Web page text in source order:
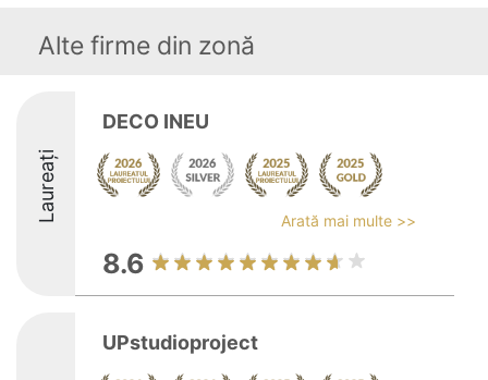
Alte firme din zonă
Laureați
DECO INEU
Arată mai multe >>
8.6
UPstudioproject